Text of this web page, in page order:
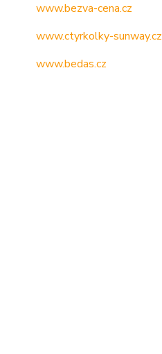
www.bezva-cena.cz
www.ctyrkolky-sunway.cz
www.bedas.cz